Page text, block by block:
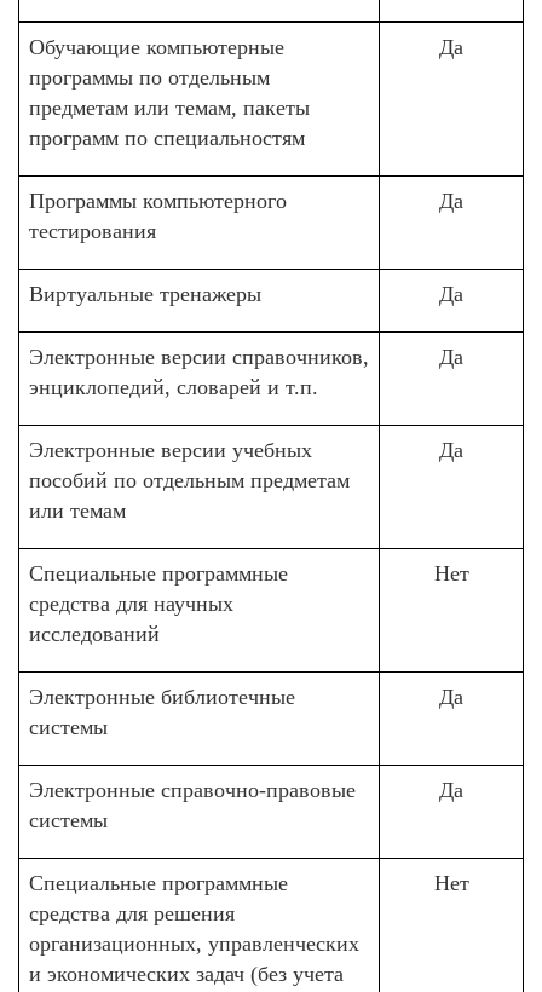
Обучающие компьютерные
программы по отдельным
предметам или темам, пакеты
программ по специальностям
Да
Программы компьютерного
тестирования
Да
Виртуальные тренажеры Да
Электронные версии справочников,
энциклопедий, словарей и т.п.
Да
Электронные версии учебных
пособий по отдельным предметам
или темам
Да
Специальные программные
средства для научных
исследований
Нет
Электронные библиотечные
системы
Да
Электронные справочно-правовые
системы
Да
Специальные программные
средства для решения
организационных, управленческих
и экономических задач (без учета
Нет